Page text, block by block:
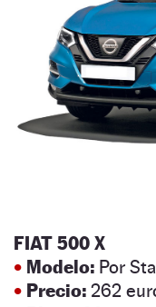
FIAT 500 X
• Modelo: Por
• Precio: 262